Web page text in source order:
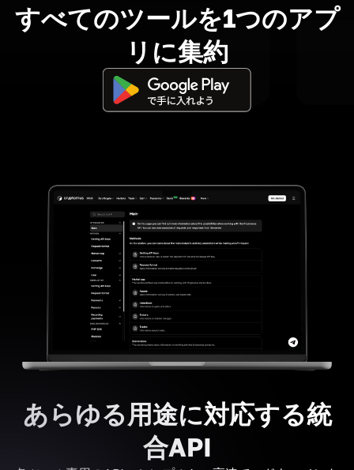
すべてのツールを1つのアプ
リに集約
あらゆる用途に対応する統
合API